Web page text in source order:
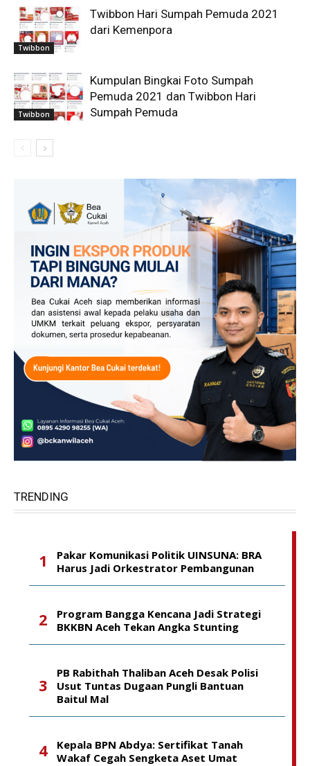
Twibbon
Twibbon Hari Sumpah Pemuda 2021
dari Kemenpora
Twibbon
Kumpulan Bingkai Foto Sumpah
Pemuda 2021 dan Twibbon Hari
Sumpah Pemuda
TRENDING
Pakar Komunikasi Politik UINSUNA: BRA
Harus Jadi Orkestrator Pembangunan
Program Bangga Kencana Jadi Strategi
BKKBN Aceh Tekan Angka Stunting
PB Rabithah Thaliban Aceh Desak Polisi
Usut Tuntas Dugaan Pungli Bantuan
Baitul Mal
Kepala BPN Abdya: Sertifikat Tanah
Wakaf Cegah Sengketa Aset Umat